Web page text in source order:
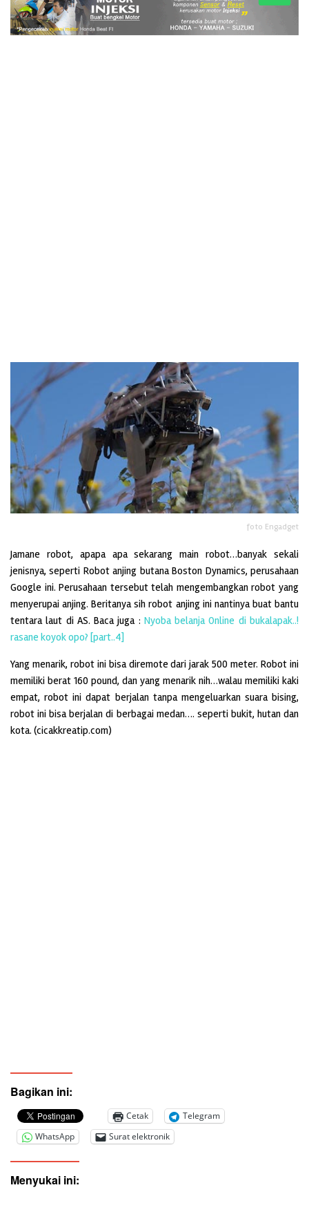
foto Engadget
Jamane robot, apapa apa sekarang main robot…banyak sekali
jenisnya, seperti Robot anjing butana Boston Dynamics, perusahaan
Google ini. Perusahaan tersebut telah mengembangkan robot yang
menyerupai anjing. Beritanya sih robot anjing ini nantinya buat bantu
tentara laut di AS. Baca juga : Nyoba belanja Online di bukalapak..!
rasane koyok opo? [part..4]
Yang menarik, robot ini bisa diremote dari jarak 500 meter. Robot ini
memiliki berat 160 pound, dan yang menarik nih…walau memiliki kaki
empat, robot ini dapat berjalan tanpa mengeluarkan suara bising,
robot ini bisa berjalan di berbagai medan…. seperti bukit, hutan dan
kota. (cicakkreatip.com)
Bagikan ini:
Cetak
Telegram
WhatsApp
Surat elektronik
Menyukai ini: